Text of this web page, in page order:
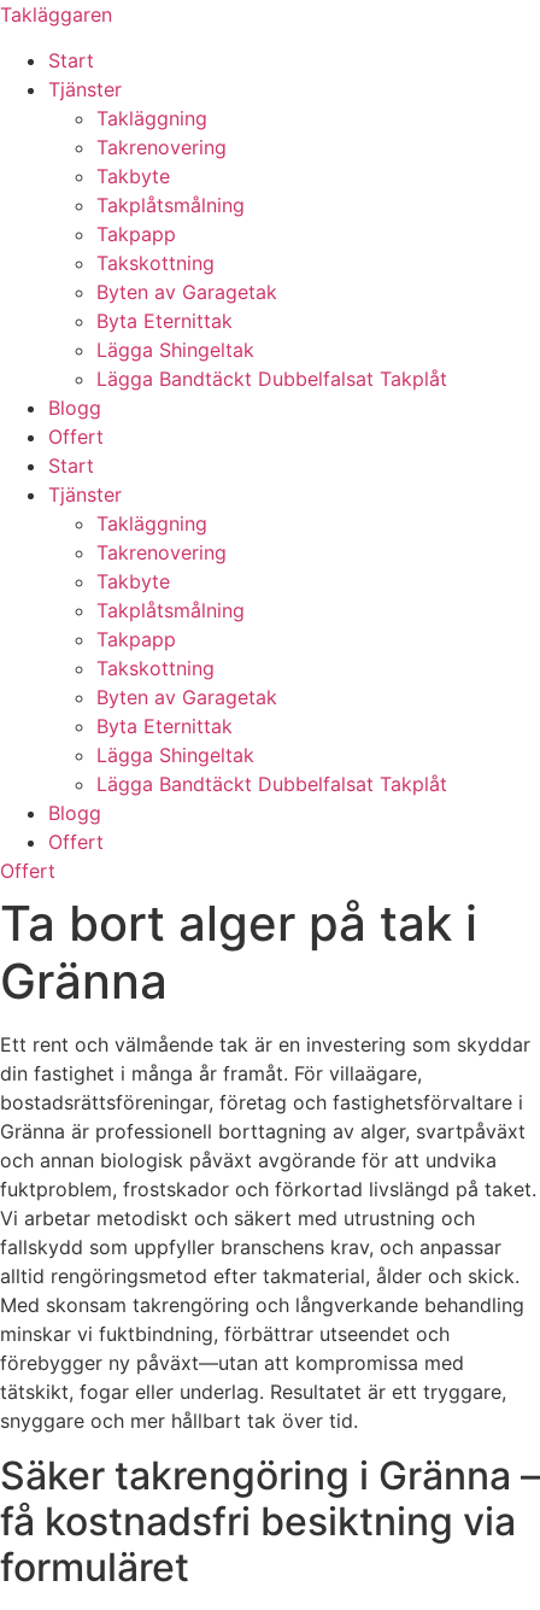
Skip
content
Takläggaren
Start
Tjänster
Takläggning
Takrenovering
Takbyte
Takplåtsmålning
Takpapp
Takskottning
Byten av Garagetak
Byta Eternittak
Lägga Shingeltak
Lägga Bandtäckt Dubbelfalsat Takplåt
Blogg
Offert
Start
Tjänster
Takläggning
Takrenovering
Takbyte
Takplåtsmålning
Takpapp
Takskottning
Byten av Garagetak
Byta Eternittak
Lägga Shingeltak
Lägga Bandtäckt Dubbelfalsat Takplåt
Blogg
Offert
Offert
Ta bort alger på tak i
Gränna
Ett rent och välmående tak är en investering som skyddar
din fastighet i många år framåt. För villaägare,
bostadsrättsföreningar, företag och fastighetsförvaltare i
Gränna är professionell borttagning av alger, svartpåväxt
och annan biologisk påväxt avgörande för att undvika
fuktproblem, frostskador och förkortad livslängd på taket.
Vi arbetar metodiskt och säkert med utrustning och
fallskydd som uppfyller branschens krav, och anpassar
alltid rengöringsmetod efter takmaterial, ålder och skick.
Med skonsam takrengöring och långverkande behandling
minskar vi fuktbindning, förbättrar utseendet och
förebygger ny påväxt—utan att kompromissa med
tätskikt, fogar eller underlag. Resultatet är ett tryggare,
snyggare och mer hållbart tak över tid.
Säker takrengöring i Gränna –
få kostnadsfri besiktning via
formuläret